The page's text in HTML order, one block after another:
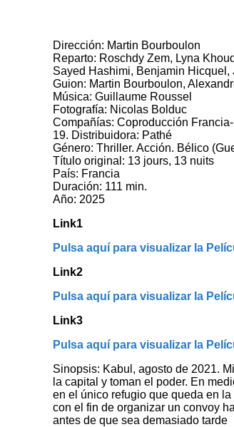
Dirección: Martin Bourboulon
Reparto: Roschdy Zem, Lyna
Sayed Hashimi, Benjamin
Guion: Martin Bourboulon,
Música: Guillaume Roussel
Fotografía: Nicolas Bolduc
Compañías: Coproducción
19. Distribuidora: Pathé
Género: Thriller. Acción. Bélico
Título original: 13 jours, 13 nuits
País: Francia
Duración: 111 min.
Año: 2025
Link1
Pulsa aquí para visualizar la
Link2
Pulsa aquí para visualizar la
Link3
Pulsa aquí para visualizar la
Sinopsis: Kabul, agosto de 2021.
la capital y toman el poder. En
en el único refugio que queda en
con el fin de organizar un convoy
antes de que sea demasiado tarde